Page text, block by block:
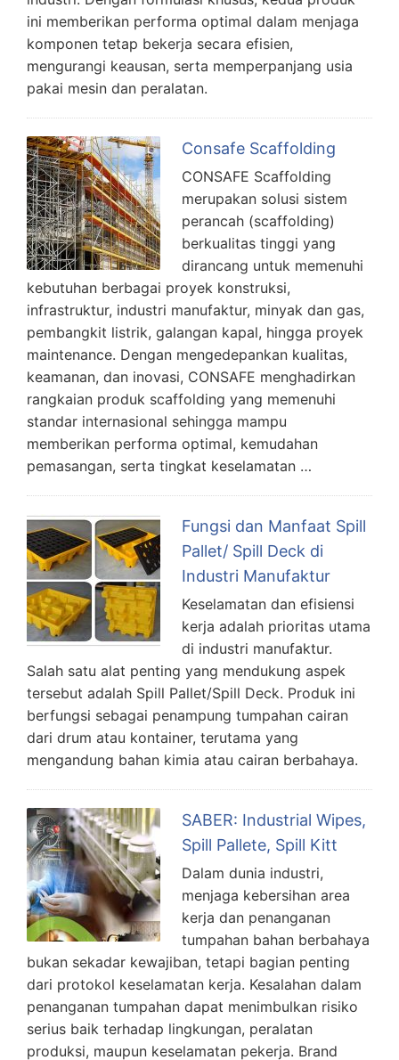
ini memberikan performa optimal dalam menjaga
komponen tetap bekerja secara efisien,
mengurangi keausan, serta memperpanjang usia
pakai mesin dan peralatan.
Consafe Scaffolding
CONSAFE Scaffolding
merupakan solusi sistem
perancah (scaffolding)
berkualitas tinggi yang
dirancang untuk memenuhi
kebutuhan berbagai proyek konstruksi,
infrastruktur, industri manufaktur, minyak dan gas,
pembangkit listrik, galangan kapal, hingga proyek
maintenance. Dengan mengedepankan kualitas,
keamanan, dan inovasi, CONSAFE menghadirkan
rangkaian produk scaffolding yang memenuhi
standar internasional sehingga mampu
memberikan performa optimal, kemudahan
pemasangan, serta tingkat keselamatan …
Fungsi dan Manfaat Spill
Pallet/ Spill Deck di
Industri Manufaktur
Keselamatan dan efisiensi
kerja adalah prioritas utama
di industri manufaktur.
Salah satu alat penting yang mendukung aspek
tersebut adalah Spill Pallet/Spill Deck. Produk ini
berfungsi sebagai penampung tumpahan cairan
dari drum atau kontainer, terutama yang
mengandung bahan kimia atau cairan berbahaya.
SABER: Industrial Wipes,
Spill Pallete, Spill Kitt
Dalam dunia industri,
menjaga kebersihan area
kerja dan penanganan
tumpahan bahan berbahaya
bukan sekadar kewajiban, tetapi bagian penting
dari protokol keselamatan kerja. Kesalahan dalam
penanganan tumpahan dapat menimbulkan risiko
serius baik terhadap lingkungan, peralatan
produksi, maupun keselamatan pekerja. Brand